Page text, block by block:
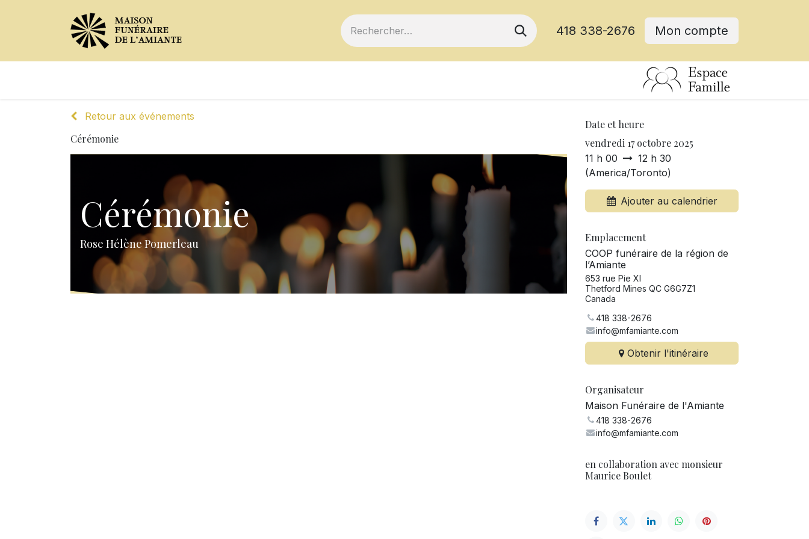
418 338-2676 Mon compte
Retour aux événements
Cérémonie
Cérémonie
Rose Hélène Pomerleau
Date et heure
vendredi 17 octobre 2025
11 h 00
12 h 30
(America/Toronto)
Ajouter au calendrier
Emplacement
COOP funéraire de la région de
l’Amiante
653 rue Pie XI
Thetford Mines QC G6G7Z1
Canada
418 338-2676
info@mfamiante.com
Obtenir l'itinéraire
Organisateur
Maison Funéraire de l'Amiante
418 338-2676
info@mfamiante.com
en collaboration avec monsieur
Maurice Boulet